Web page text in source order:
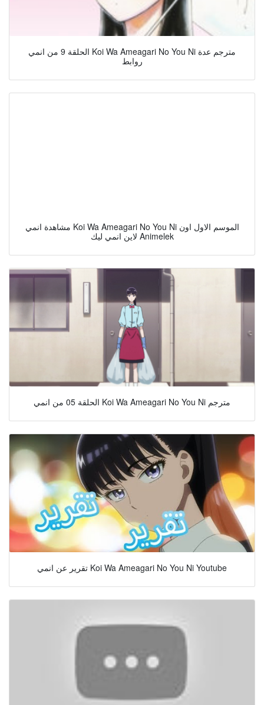
الحلقة 9 من انمي Koi Wa Ameagari No You Ni مترجم عدة
روابط
مشاهدة انمي Koi Wa Ameagari No You Ni الموسم الاول اون
لاين انمي ليك Animelek
الحلقة 05 من انمي Koi Wa Ameagari No You Ni مترجم
تقرير عن انمي Koi Wa Ameagari No You Ni Youtube